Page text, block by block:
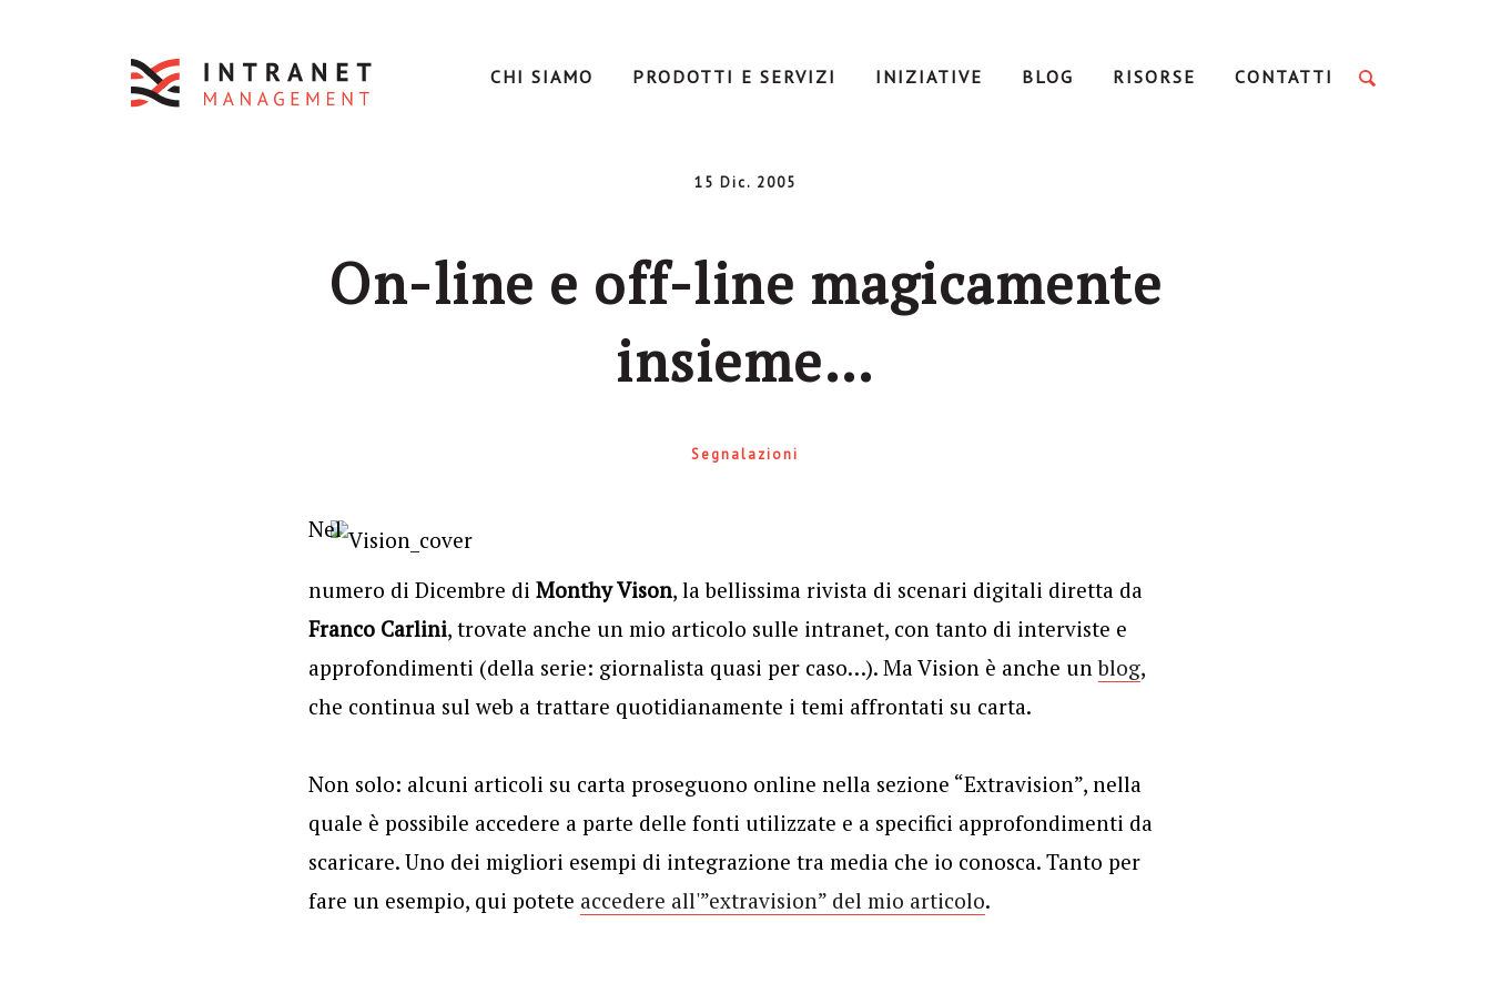
CHI SIAMO PRODOTTI E SERVIZI INIZIATIVE BLOG RISORSE CONTATTI
15 Dic. 2005
On-line e off-line magicamente
insieme…
Segnalazioni
Nel
numero di Dicembre di Monthy Vison, la bellissima rivista di scenari digitali diretta da
Franco Carlini, trovate anche un mio articolo sulle intranet, con tanto di interviste e
approfondimenti (della serie: giornalista quasi per caso…). Ma Vision è anche unblog,
che continua sul web a trattare quotidianamente i temi affrontati su carta.
Non solo: alcuni articoli su carta proseguono online nella sezione “Extravision”, nella
quale è possibile accedere a parte delle fonti utilizzate e a specifici approfondimenti da
scaricare. Uno dei migliori esempi di integrazione tra media che io conosca. Tanto per
fare un esempio, qui potete accedere all'”extravision” del mio articolo.